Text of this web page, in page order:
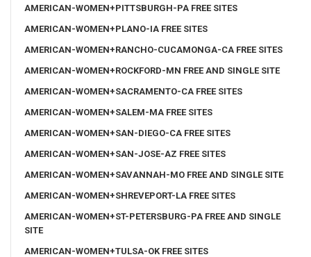
AMERICAN-WOMEN+PITTSBURGH-PA FREE SITES
AMERICAN-WOMEN+PLANO-IA FREE SITES
AMERICAN-WOMEN+RANCHO-CUCAMONGA-CA FREE SITES
AMERICAN-WOMEN+ROCKFORD-MN FREE AND SINGLE SITE
AMERICAN-WOMEN+SACRAMENTO-CA FREE SITES
AMERICAN-WOMEN+SALEM-MA FREE SITES
AMERICAN-WOMEN+SAN-DIEGO-CA FREE SITES
AMERICAN-WOMEN+SAN-JOSE-AZ FREE SITES
AMERICAN-WOMEN+SAVANNAH-MO FREE AND SINGLE SITE
AMERICAN-WOMEN+SHREVEPORT-LA FREE SITES
AMERICAN-WOMEN+ST-PETERSBURG-PA FREE AND SINGLE
SITE
AMERICAN-WOMEN+TULSA-OK FREE SITES